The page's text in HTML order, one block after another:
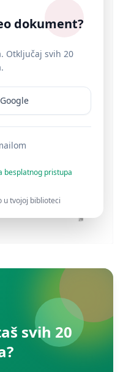
dokument?
Otključaj svih 20
besplatnog pristupa
u tvojoj biblioteci
svih 20